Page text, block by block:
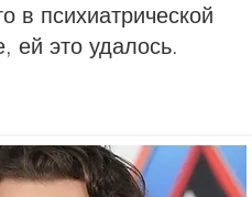
в психиатрической
ей это удалось.